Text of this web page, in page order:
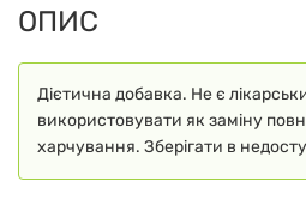
ОПИС
Дієтична добавка. Не є
використовувати як заміну
харчування. Зберігати в